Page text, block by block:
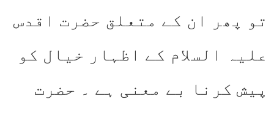
تو پھر ان کے متعلق حضرت اقدس
علیہ السلام کے اظہار خیال کو
پیش کرنا بے معنی ہے ۔ حضرت